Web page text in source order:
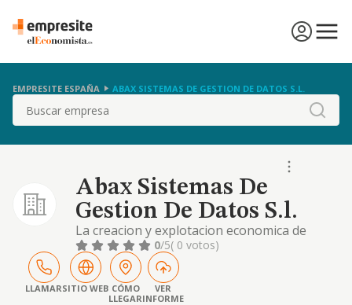
EMPRESITE ESPAÑA ABAX SISTEMAS DE GESTION DE DATOS S.L.
Buscar
Abax Sistemas De
Gestion De Datos S.l.
La creacion y explotacion economica de
aplicaciones informaticas y sistemas
multimedia o que incorporen cualquier otra
tecnologia avanzada.
0/5( 0 votos)
LLAMARSITIO WEB CÓMO
LLEGAR
VER
INFORME